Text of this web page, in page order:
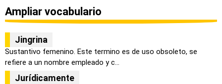
Ampliar vocabulario
Jingrina
Sustantivo femenino. Este termino es de uso obsoleto, se
refiere a un nombre empleado y c...
Jurídicamente